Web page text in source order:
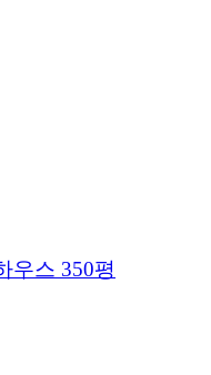
우스 350평